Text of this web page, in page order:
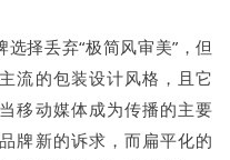
择丢弃“极简风审美”，但
流的包装设计风格，且它
移动媒体成为传播的主要
牌新的诉求，而扁平化的